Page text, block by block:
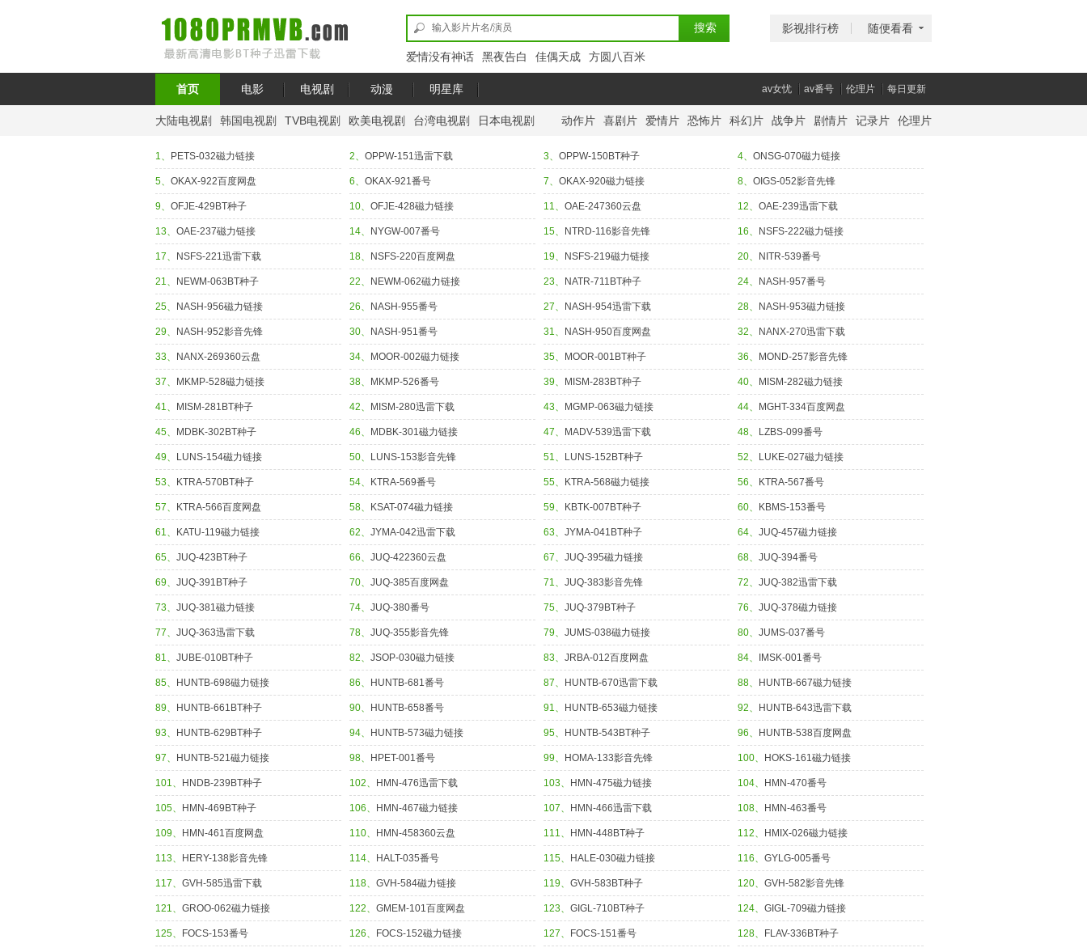
爱情没有神话 黑夜告白 佳偶天成 方圆八百米
随便看看
影视排行榜
首页 电影 电视剧 动漫 明星库 av女忧 av番号 伦理片 每日更新
大陆电视剧 韩国电视剧 TVB电视剧 欧美电视剧 台湾电视剧 日本电视剧 动作片 喜剧片 爱情片 恐怖片 科幻片 战争片 剧情片 记录片 伦理片
1、 PETS-032磁力链接 2、 OPPW-151迅雷下载 3、 OPPW-150BT种子 4、 ONSG-070磁力链接
5、 OKAX-922百度网盘 6、 OKAX-921番号 7、 OKAX-920磁力链接 8、 OIGS-052影音先锋
9、 OFJE-429BT种子 10、 OFJE-428磁力链接 11、 OAE-247360云盘 12、 OAE-239迅雷下载
13、 OAE-237磁力链接 14、 NYGW-007番号 15、 NTRD-116影音先锋 16、 NSFS-222磁力链接
17、 NSFS-221迅雷下载 18、 NSFS-220百度网盘 19、 NSFS-219磁力链接 20、 NITR-539番号
21、 NEWM-063BT种子 22、 NEWM-062磁力链接 23、 NATR-711BT种子 24、 NASH-957番号
25、 NASH-956磁力链接 26、 NASH-955番号 27、 NASH-954迅雷下载 28、 NASH-953磁力链接
29、 NASH-952影音先锋 30、 NASH-951番号 31、 NASH-950百度网盘 32、 NANX-270迅雷下载
33、 NANX-269360云盘 34、 MOOR-002磁力链接 35、 MOOR-001BT种子 36、 MOND-257影音先锋
37、 MKMP-528磁力链接 38、 MKMP-526番号 39、 MISM-283BT种子 40、 MISM-282磁力链接
41、 MISM-281BT种子 42、 MISM-280迅雷下载 43、 MGMP-063磁力链接 44、 MGHT-334百度网盘
45、 MDBK-302BT种子 46、 MDBK-301磁力链接 47、 MADV-539迅雷下载 48、 LZBS-099番号
49、 LUNS-154磁力链接 50、 LUNS-153影音先锋 51、 LUNS-152BT种子 52、 LUKE-027磁力链接
53、 KTRA-570BT种子 54、 KTRA-569番号 55、 KTRA-568磁力链接 56、 KTRA-567番号
57、 KTRA-566百度网盘 58、 KSAT-074磁力链接 59、 KBTK-007BT种子 60、 KBMS-153番号
61、 KATU-119磁力链接 62、 JYMA-042迅雷下载 63、 JYMA-041BT种子 64、 JUQ-457磁力链接
65、 JUQ-423BT种子 66、 JUQ-422360云盘 67、 JUQ-395磁力链接 68、 JUQ-394番号
69、 JUQ-391BT种子 70、 JUQ-385百度网盘 71、 JUQ-383影音先锋 72、 JUQ-382迅雷下载
73、 JUQ-381磁力链接 74、 JUQ-380番号 75、 JUQ-379BT种子 76、 JUQ-378磁力链接
77、 JUQ-363迅雷下载 78、 JUQ-355影音先锋 79、 JUMS-038磁力链接 80、 JUMS-037番号
81、 JUBE-010BT种子 82、 JSOP-030磁力链接 83、 JRBA-012百度网盘 84、 IMSK-001番号
85、 HUNTB-698磁力链接 86、 HUNTB-681番号 87、 HUNTB-670迅雷下载 88、 HUNTB-667磁力链接
89、 HUNTB-661BT种子 90、 HUNTB-658番号 91、 HUNTB-653磁力链接 92、 HUNTB-643迅雷下载
93、 HUNTB-629BT种子 94、 HUNTB-573磁力链接 95、 HUNTB-543BT种子 96、 HUNTB-538百度网盘
97、 HUNTB-521磁力链接 98、 HPET-001番号 99、 HOMA-133影音先锋 100、 HOKS-161磁力链接
101、 HNDB-239BT种子 102、 HMN-476迅雷下载 103、 HMN-475磁力链接 104、 HMN-470番号
105、 HMN-469BT种子 106、 HMN-467磁力链接 107、 HMN-466迅雷下载 108、 HMN-463番号
109、 HMN-461百度网盘 110、 HMN-458360云盘 111、 HMN-448BT种子 112、 HMIX-026磁力链接
113、 HERY-138影音先锋 114、 HALT-035番号 115、 HALE-030磁力链接 116、 GYLG-005番号
117、 GVH-585迅雷下载 118、 GVH-584磁力链接 119、 GVH-583BT种子 120、 GVH-582影音先锋
121、 GROO-062磁力链接 122、 GMEM-101百度网盘 123、 GIGL-710BT种子 124、 GIGL-709磁力链接
125、 FOCS-153番号 126、 FOCS-152磁力链接 127、 FOCS-151番号 128、 FLAV-336BT种子